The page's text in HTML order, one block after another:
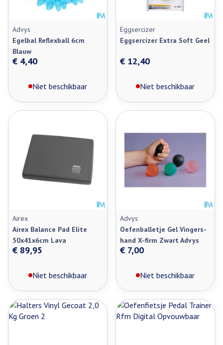
Advys
Egelbal Reflexball 6cm
Blauw
€ 4,40
Niet beschikbaar
Eggsercizer
Eggsercizer Extra Soft Geel
€ 12,40
Niet beschikbaar
Airex
Airex Balance Pad Elite
50x41x6cm Lava
€ 89,95
Niet beschikbaar
Advys
Oefenballetje Gel Vingers-
hand X-firm Zwart Advys
€ 7,00
Niet beschikbaar